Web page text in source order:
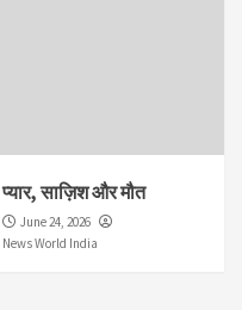
प्यार, साज़िश और मौत
June 24, 2026
News World India